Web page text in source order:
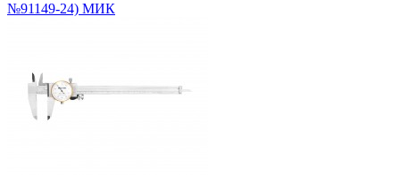
№91149-24) МИК